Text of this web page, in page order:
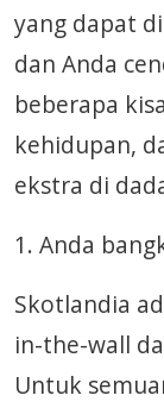
yang dapat
dan Anda
beberapa
kehidupan,
ekstra di
1. Anda
Skotlandia
in-the-wall
Untuk